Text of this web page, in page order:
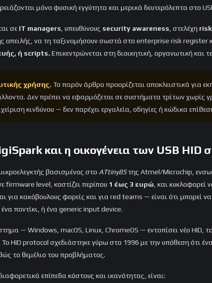
μόνο φυσική εγγύτητα και μερικά δευτερόλεπτα στο
σε IT managers, υπευθύνους security awareness, στελέχη
απειλής, να τη ταξινομήσουν σωστά στο enterprise risk
ή scripts. Επικεντρώνεται στη διοικητική, οργανωτική και
χρήσης. Το παρόν άρθρο προορίζεται αποκλειστικά για
Δεν πρέπει να εφαρμόζεται σε συστήματα τρίτων χωρίς
κινδύνου — δεν παρέχει εργαλεία, οδηγίες ή κώδικα
και η οικογένεια των USB HID
βασισμένος στο ATtiny85της Atmel/Microchip,
firmware level, κοστίζει περίπου 1 έως 3 ευρώ, και κυκλοφορεί
για κακόβουλους φορείς και για red teams — είναι ότι μπορεί
ποντίκι, ή ένα generic input device.
— Windows, macOS, Linux, ChromeOS — εντοπίσει νέο
Το HID protocol σχεδιάστηκε γύρω στο 1996 με την υπόθεση ότι
το θεμέλιο του προβλήματος.
επίπεδα κόστους και ικανότητας, είναι: